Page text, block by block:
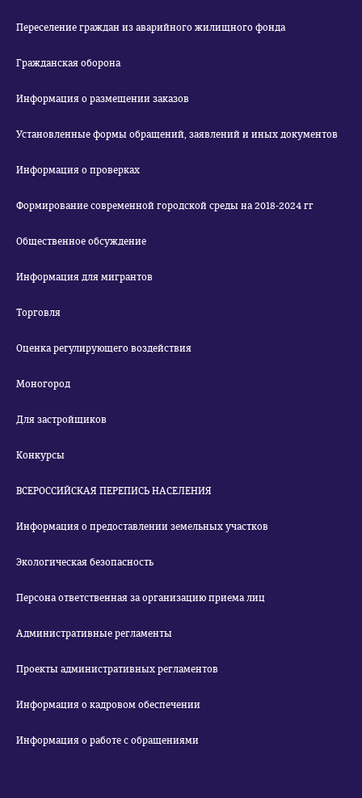
Переселение граждан из аварийного жилищного фонда
Гражданская оборона
Информация о размещении заказов
Установленные формы обращений, заявлений и иных документов
Информация о проверках
Формирование современной городской среды на 2018-2024 гг
Общественное обсуждение
Информация для мигрантов
Торговля
Оценка регулирующего воздействия
Моногород
Для застройщиков
Конкурсы
ВСЕРОССИЙСКАЯ ПЕРЕПИСЬ НАСЕЛЕНИЯ
Информация о предоставлении земельных участков
Экологическая безопасность
Персона ответственная за организацию приема лиц
Административные регламенты
Проекты административных регламентов
Информация о кадровом обеспечении
Информация о работе с обращениями